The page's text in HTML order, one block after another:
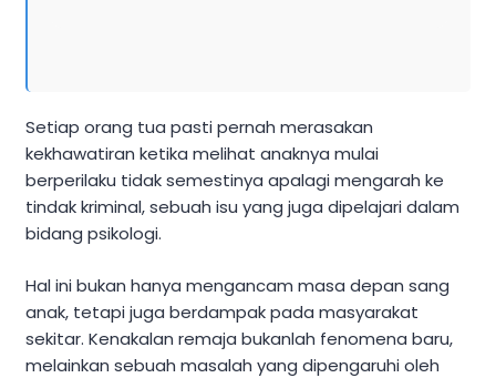
Setiap orang tua pasti pernah merasakan
kekhawatiran ketika melihat anaknya mulai
berperilaku tidak semestinya apalagi mengarah ke
tindak kriminal, sebuah isu yang juga dipelajari dalam
bidang psikologi.
Hal ini bukan hanya mengancam masa depan sang
anak, tetapi juga berdampak pada masyarakat
sekitar. Kenakalan remaja bukanlah fenomena baru,
melainkan sebuah masalah yang dipengaruhi oleh